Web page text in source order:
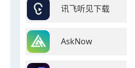
讯飞听见下载
AskNow